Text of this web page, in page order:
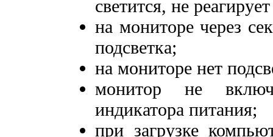
светится, не
на мониторе через
подсветка;
на мониторе нет
монитор не
индикатора питания;
при загрузке